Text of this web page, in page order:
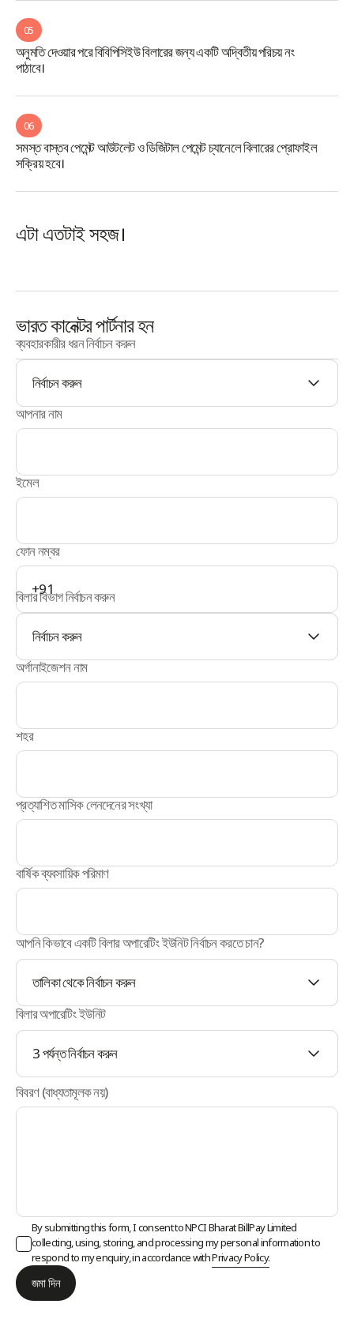
05
অনুমতি দেওয়ার পরে বিবিপিসিইউ বিলারের জন্য একটি অদ্বিতীয় পরিচয় নং
পাঠাবে।
06
সমস্ত বাস্তব পেমেন্ট আউটলেট ও ডিজিটাল পেমেন্ট চ্যানেলে বিলারের প্রোফাইল
সক্রিয় হবে।
এটা এতটাই সহজ।
ভারত কানেক্টর পার্টনার হন
ব্যবহারকারীর ধরন নির্বাচন করুন
নির্বাচন করুন
আপনার নাম
ইমেল
ফোন নম্বর
+91
বিলার বিভাগ নির্বাচন করুন
নির্বাচন করুন
অর্গানাইজেশন নাম
শহর
প্রত্যাশিত মাসিক লেনদেনের সংখ্যা
বার্ষিক ব্যবসায়িক পরিমাণ
আপনি কিভাবে একটি বিলার অপারেটিং ইউনিট নির্বাচন করতে চান?
তালিকা থেকে নির্বাচন করুন
বিলার অপারেটিং ইউনিট
3 পর্যন্ত নির্বাচন করুন
বিবরণ (বাধ্যতামূলক নয়)
By submitting this form, I consent to NPCI Bharat BillPay Limited
collecting, using, storing, and processing my personal information to
respond to my enquiry, in accordance withPrivacy Policy.
জমা দিন